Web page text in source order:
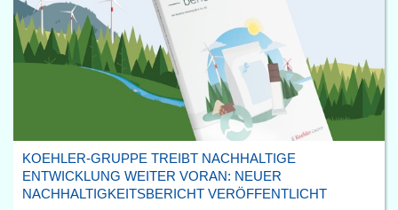
KOEHLER-GRUPPE TREIBT NACHHALTIGE
ENTWICKLUNG WEITER VORAN: NEUER
NACHHALTIGKEITSBERICHT VERÖFFENTLICHT